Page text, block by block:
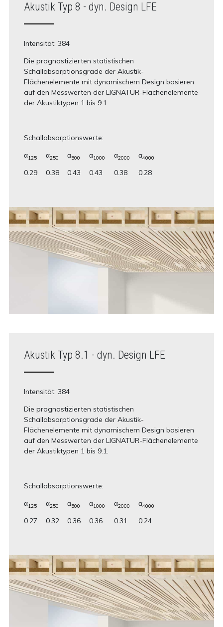
Akustik Typ 8 - dyn. Design LFE
Intensität: 384
Die prognostizierten statistischen
Schallabsorptionsgrade der Akustik-
Flächenelemente mit dynamischem Design basieren
auf den Messwerten der LIGNATUR-Flächenelemente
der Akustiktypen 1 bis 9.1.
Schallabsorptionswerte:
α125 α250 α500 α1000 α2000 α4000
0.29 0.38 0.43 0.43 0.38 0.28
Akustik Typ 8.1 - dyn. Design LFE
Intensität: 384
Die prognostizierten statistischen
Schallabsorptionsgrade der Akustik-
Flächenelemente mit dynamischem Design basieren
auf den Messwerten der LIGNATUR-Flächenelemente
der Akustiktypen 1 bis 9.1.
Schallabsorptionswerte:
α125 α250 α500 α1000 α2000 α4000
0.27 0.32 0.36 0.36 0.31 0.24